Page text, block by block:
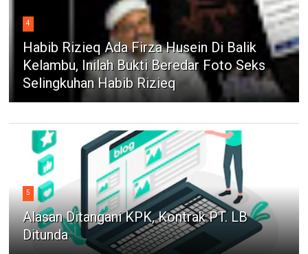
4
Habib Rizieq Ada Firza Husein Di Balik
Kelambu, Inilah Bukti Beredar Foto Seks
Selingkuhan Habib Rizieq
5
Alasan Ditangani KPK, Kontrak PT. LB
Ditunda